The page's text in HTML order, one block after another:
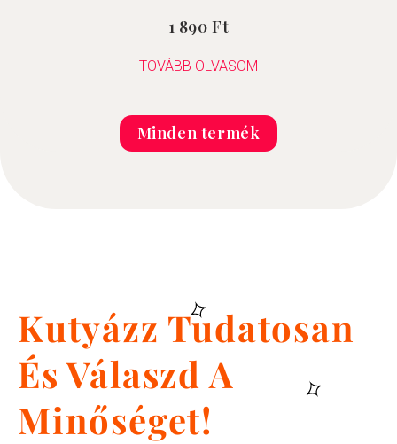
1 890Ft
TOVÁBB OLVASOM
Minden termék
Kutyázz Tudatosan
És Válaszd A
Minőséget!